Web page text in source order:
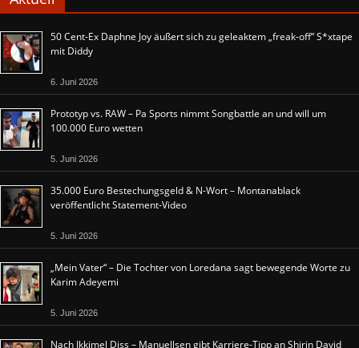
50 Cent-Ex Daphne Joy äußert sich zu geleaktem „freak-off“ S*xtape
mit Diddy
6. Juni 2026
Prototyp vs. RAW – Pa Sports nimmt Songbattle an und will um
100.000 Euro wetten
5. Juni 2026
35.000 Euro Bestechungsgeld & N-Wort – Montanablack
veröffentlicht Statement-Video
5. Juni 2026
„Mein Vater“ – Die Tochter von Loredana sagt bewegende Worte zu
Karim Adeyemi
5. Juni 2026
Nach Ikkimel Diss – Manuellsen gibt Karriere-Tipp an Shirin David